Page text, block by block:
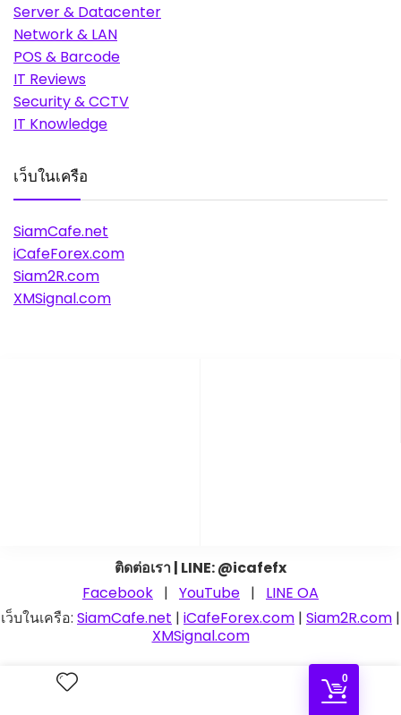
0
Server & Datacenter
Network & LAN
POS & Barcode
IT Reviews
Security & CCTV
IT Knowledge
เว็บในเครือ
SiamCafe.net
iCafeForex.com
Siam2R.com
XMSignal.com
ติดต่อเรา | LINE: @icafefx
Facebook | YouTube |
LINE OA
เว็บในเครือ: SiamCafe.net | iCafeForex.com | Siam2R.com |
XMSignal.com
© 2026 SiamLancard — จำหน่ายการ์ดแลน
อุปกรณ์ Server และเครื่องพิมพ์ใบเสร็จ